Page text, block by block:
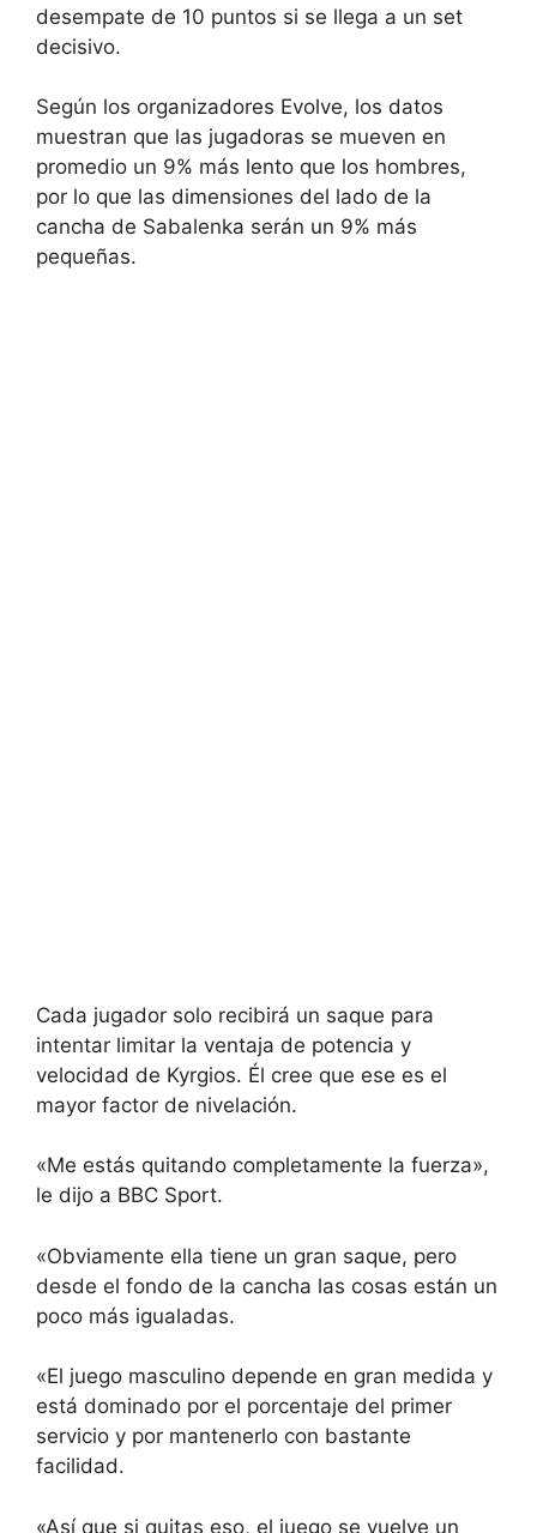
desempate de 10 puntos si se llega a un set
decisivo.
Según los organizadores Evolve, los datos
muestran que las jugadoras se mueven en
promedio un 9% más lento que los hombres,
por lo que las dimensiones del lado de la
cancha de Sabalenka serán un 9% más
pequeñas.
Cada jugador solo recibirá un saque para
intentar limitar la ventaja de potencia y
velocidad de Kyrgios. Él cree que ese es el
mayor factor de nivelación.
«Me estás quitando completamente la fuerza»,
le dijo a BBC Sport.
«Obviamente ella tiene un gran saque, pero
desde el fondo de la cancha las cosas están un
poco más igualadas.
«El juego masculino depende en gran medida y
está dominado por el porcentaje del primer
servicio y por mantenerlo con bastante
facilidad.
«Así que si quitas eso, el juego se vuelve un